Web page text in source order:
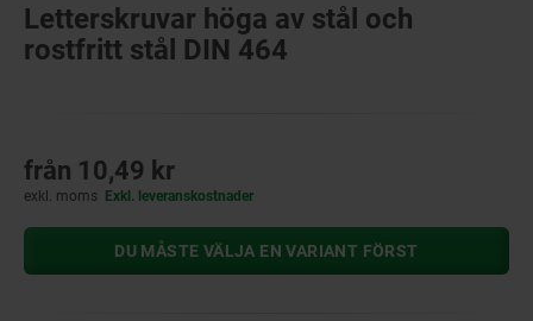
Letterskruvar höga av stål och
rostfritt stål DIN 464
från 10,49 kr
exkl. moms Exkl. leveranskostnader
DU MÅSTE VÄLJA EN VARIANT FÖRST